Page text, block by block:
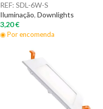
REF: SDL-6W-S
Iluminação, Downlights
3,20€
◉ Por encomenda